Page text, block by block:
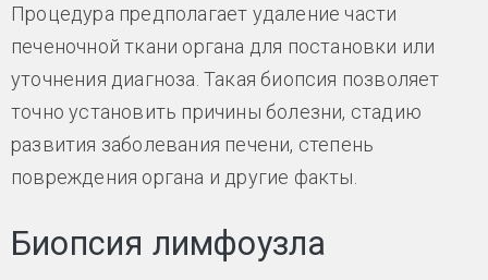
Процедура предполагает удаление части
печеночной ткани органа для постановки или
уточнения диагноза. Такая биопсия позволяет
точно установить причины болезни, стадию
развития заболевания печени, степень
повреждения органа и другие факты.
Биопсия лимфоузла